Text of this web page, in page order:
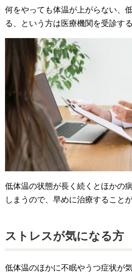
何をやっても体温が上がらない、
る、という方は医療機関を受診す
低体温の状態が長く続くとほかの
しまうので、早めに治療すること
ストレスが気になる方
低体温のほかに不眠やうつ症状が